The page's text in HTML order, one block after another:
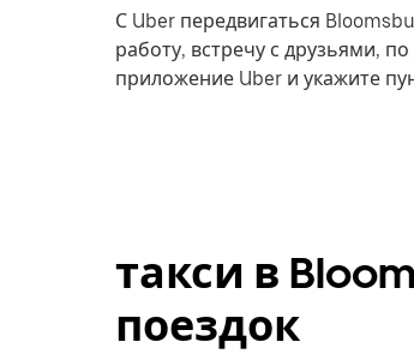
С Uber передвигаться
работу, встречу с друзьями,
приложение Uber и укажите
такси в
поездок